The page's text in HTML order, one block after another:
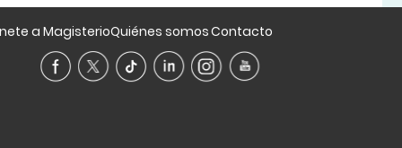
a MagisterioQuiénes somosContacto